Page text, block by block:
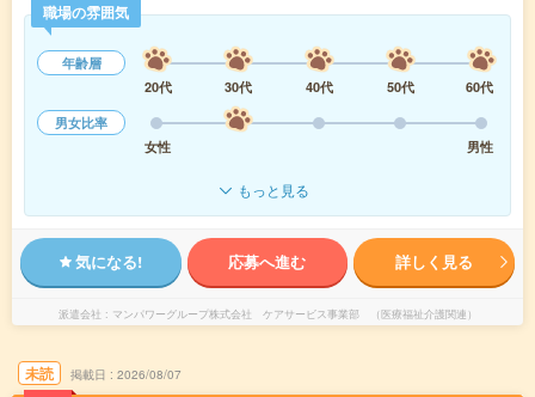
職場の雰囲気
年齢層
20代
30代 40代 50代
60代
男女比率
女性
男性
もっと見る
気になる! 応募へ進む 詳しく見る
派遣会社 マンパワーグループ株式会社 ケアサービス事業部 （医療福祉介護関連）
未読 掲載日 2026/08/07